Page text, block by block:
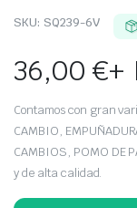
SKU: SQ239-6V
36,00€+
Contamos con gran
CAMBIO,
CAMBIOS, POMO DE
y de alta calidad.